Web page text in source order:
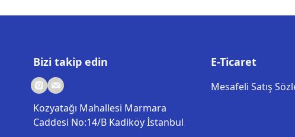
Bizi takip edin
Kozyatağı Mahallesi Marmara
Caddesi No:14/B Kadiköy İstanbul
E-Ticaret
Mesafeli Satış